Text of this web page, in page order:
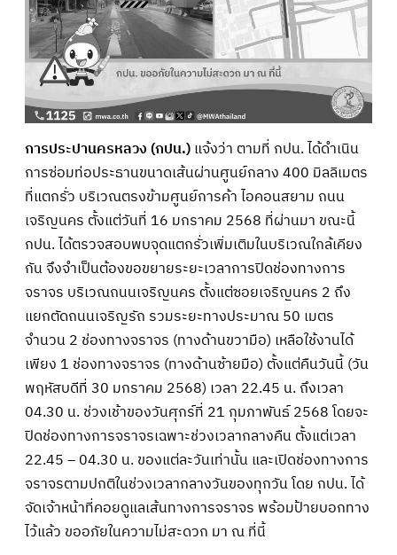
การประปานครหลวง (กปน.)แจ้งว่า ตามที่ กปน. ได้ดำเนิน
การซ่อมท่อประธานขนาดเส้นผ่านศูนย์กลาง 400 มิลลิเมตร
ที่แตกรั่ว บริเวณตรงข้ามศูนย์การค้า ไอคอนสยาม ถนน
เจริญนคร ตั้งแต่วันที่ 16 มกราคม 2568 ที่ผ่านมา ขณะนี้
กปน. ได้ตรวจสอบพบจุดแตกรั่วเพิ่มเติมในบริเวณใกล้เคียง
กัน จึงจำเป็นต้องขอขยายระยะเวลาการปิดช่องทางการ
จราจร บริเวณถนนเจริญนคร ตั้งแต่ซอยเจริญนคร 2 ถึง
แยกตัดถนนเจริญรัถ รวมระยะทางประมาณ 50 เมตร
จำนวน 2 ช่องทางจราจร (ทางด้านขวามือ) เหลือใช้งานได้
เพียง 1 ช่องทางจราจร (ทางด้านซ้ายมือ) ตั้งแต่คืนวันนี้ (วัน
พฤหัสบดีที่ 30 มกราคม 2568) เวลา 22.45 น. ถึงเวลา
04.30 น. ช่วงเช้าของวันศุกร์ที่ 21 กุมภาพันธ์ 2568 โดยจะ
ปิดช่องทางการจราจรเฉพาะช่วงเวลากลางคืน ตั้งแต่เวลา
22.45 – 04.30 น. ของแต่ละวันเท่านั้น และเปิดช่องทางการ
จราจรตามปกติในช่วงเวลากลางวันของทุกวัน โดย กปน. ได้
จัดเจ้าหน้าที่คอยดูแลเส้นทางการจราจร พร้อมป้ายบอกทาง
ไว้แล้ว ขออภัยในความไม่สะดวก มา ณ ที่นี้